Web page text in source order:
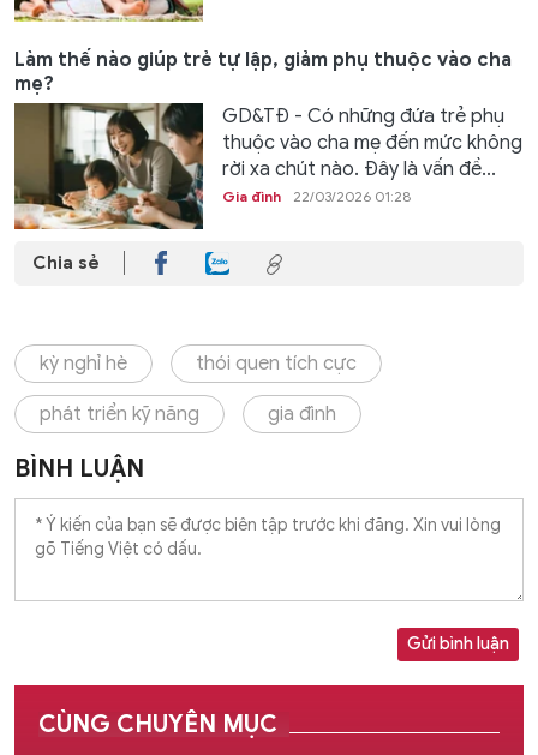
Làm thế nào giúp trẻ tự lập, giảm phụ thuộc vào cha
mẹ?
GD&TĐ - Có những đứa trẻ phụ
thuộc vào cha mẹ đến mức không
rời xa chút nào. Đây là vấn đề...
Gia đình 22/03/2026 01:28
Chia sẻ
kỳ nghỉ hè thói quen tích cực
phát triển kỹ năng gia đình
BÌNH LUẬN
Gửi bình luận
CÙNG CHUYÊN MỤC